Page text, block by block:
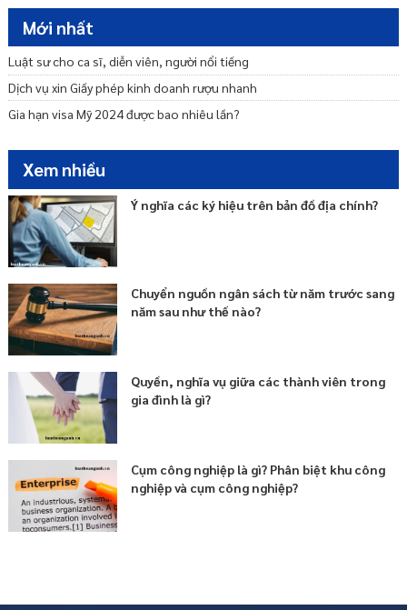
Cách gia hạn visa Mỹ online mới nhất hiện nay?
Mới nhất
Luật sư cho ca sĩ, diễn viên, người nổi tiếng
Dịch vụ xin Giấy phép kinh doanh rượu nhanh
Gia hạn visa Mỹ 2024 được bao nhiêu lần?
Xem nhiều
Ý nghĩa các ký hiệu trên bản đồ địa chính?
Chuyển nguồn ngân sách từ năm trước sang
năm sau như thế nào?
Quyền, nghĩa vụ giữa các thành viên trong
gia đình là gì?
Cụm công nghiệp là gì? Phân biệt khu công
nghiệp và cụm công nghiệp?